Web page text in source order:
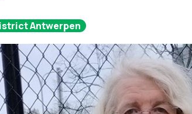
Antwerpen